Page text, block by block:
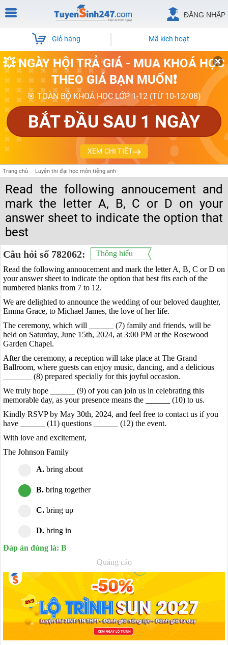
ĐĂNG NHẬP
Giỏ hàng Mã kích hoạt
💥 NGÀY HỘI TRẢ GIÁ - MUA KHOÁ HỌC
THEO GIÁ BẠN MUỐN❗
🎯 TOÀN BỘ KHOÁ HỌC LỚP 1-12 (TỪ 10-12/08)
BẮT ĐẦU SAU 1 NGÀY
XEM CHI TIẾT
Trang chủ Luyện thi đại học môn tiếng anh
Read the following annoucement and
mark the letter A, B, C or D on your
answer sheet to indicate the option that
best
Câu hỏi số 782062:
Thông hiểu
Read the following annoucement and mark the letter A, B, C or D on
your answer sheet to indicate the option that best fits each of the
numbered blanks from 7 to 12.
We are delighted to announce the wedding of our beloved daughter,
Emma Grace, to Michael James, the love of her life.
The ceremony, which will ______ (7) family and friends, will be
held on Saturday, June 15th, 2024, at 3:00 PM at the Rosewood
Garden Chapel.
After the ceremony, a reception will take place at The Grand
Ballroom, where guests can enjoy music, dancing, and a delicious
_______ (8) prepared specially for this joyful occasion.
We truly hope ______ (9) of you can join us in celebrating this
memorable day, as your presence means the ______ (10) to us.
Kindly RSVP by May 30th, 2024, and feel free to contact us if you
have ______ (11) questions ______ (12) the event.
With love and excitement,
The Johnson Family
A. bring about
B. bring together
C. bring up
D. bring in
Đáp án đúng là: B
Quảng cáo